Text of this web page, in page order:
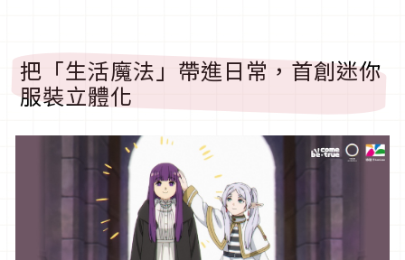
把「生活魔法」帶進日常，首創迷你
服裝立體化